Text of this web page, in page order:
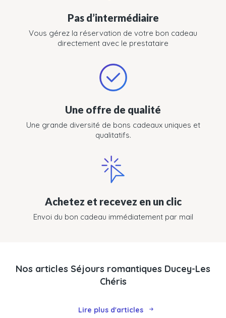
Pas d’intermédiaire
Vous gérez la réservation de votre bon cadeau
directement avec le prestataire
Une offre de qualité
Une grande diversité de bons cadeaux uniques et
qualitatifs.
Achetez et recevez en un clic
Envoi du bon cadeau immédiatement par mail
Nos articles Séjours romantiques Ducey-Les
Chéris
Lire plus d'articles